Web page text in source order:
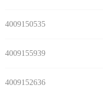
4009150535
4009155939
4009152636